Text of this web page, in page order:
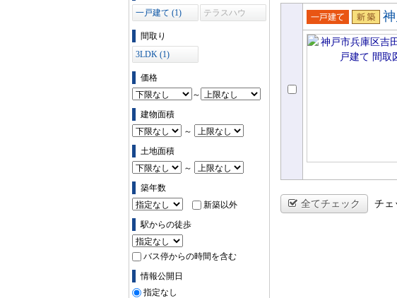
一戸建て (1)
テラスハウ
間取り
3LDK (1)
価格
～
建物面積
～
土地面積
～
築年数
新築以外
駅からの徒歩
バス停からの時間を含む
情報公開日
指定なし
売一戸建
て
新築
全てチェック チェ